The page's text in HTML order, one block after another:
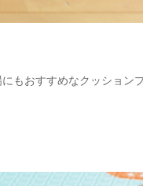
もおすすめなクッション